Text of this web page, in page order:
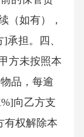
（如有），
担。四、
方未按照本
品，每逾
向乙方支
有权解除本